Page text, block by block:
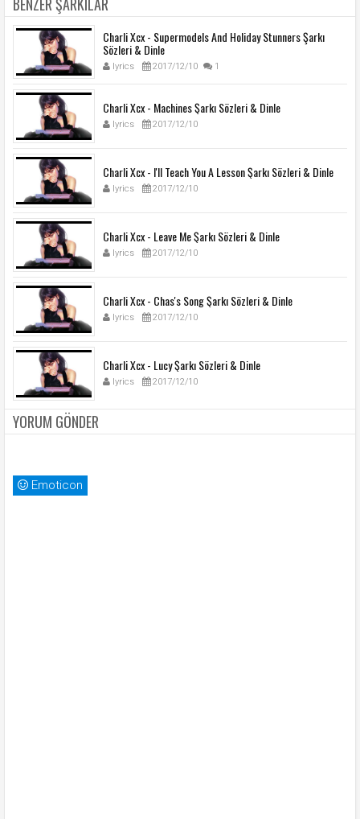
Charli Xcx - Supermodels And Holiday Stunners Şarkı
Sözleri & Dinle
lyrics 2017/12/10 1
Charli Xcx - Machines Şarkı Sözleri & Dinle
lyrics 2017/12/10
Charli Xcx - I'll Teach You A Lesson Şarkı Sözleri & Dinle
lyrics 2017/12/10
Charli Xcx - Leave Me Şarkı Sözleri & Dinle
lyrics 2017/12/10
Charli Xcx - Chas's Song Şarkı Sözleri & Dinle
lyrics 2017/12/10
Charli Xcx - Lucy Şarkı Sözleri & Dinle
lyrics 2017/12/10
YORUM GÖNDER
Emoticon